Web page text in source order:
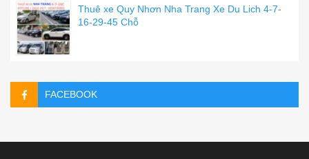
Thuê xe Quy Nhơn Nha Trang Xe Du Lich 4-7-
16-29-45 Chỗ
FACEBOOK